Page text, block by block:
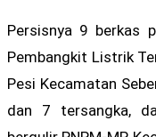
Persisnya 9 berkas
Pembangkit Listrik
Pesi Kecamatan
dan 7 tersangka,